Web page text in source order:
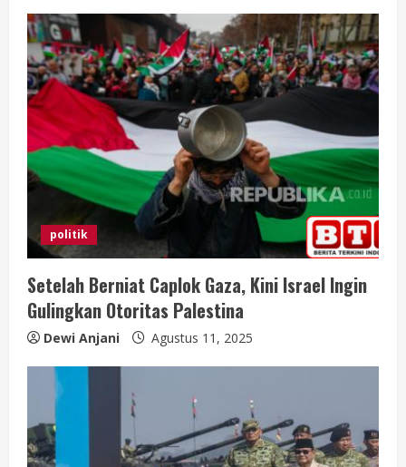
politik
Setelah Berniat Caplok Gaza, Kini Israel Ingin
Gulingkan Otoritas Palestina
Dewi Anjani Agustus 11, 2025